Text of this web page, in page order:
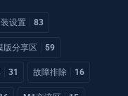
设置 83
版分享区 59
31 故障排除 16